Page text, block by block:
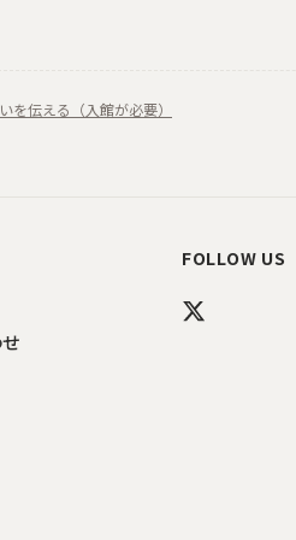
を伝える（入館が必要）
FOLLOW US